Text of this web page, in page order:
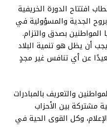
افتتاح الدورة الخريفية
بروح الجدية والمسؤولية في
بصدق والتزام.
أن يظل هو تنمية البلاد
عن أي تنافس غير مجدٍ
والتعريف بالمبادرات
مشتركة بين الأحزاب
وكل القوى الحية في